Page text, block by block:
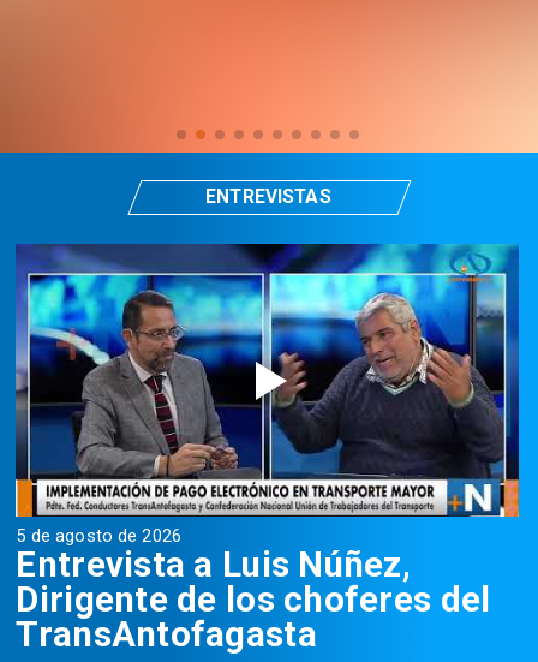
5 de agosto de 2026
Entrevista a Luis Núñez,
Dirigente de los choferes del
TransAntofagasta
ENTREVISTAS